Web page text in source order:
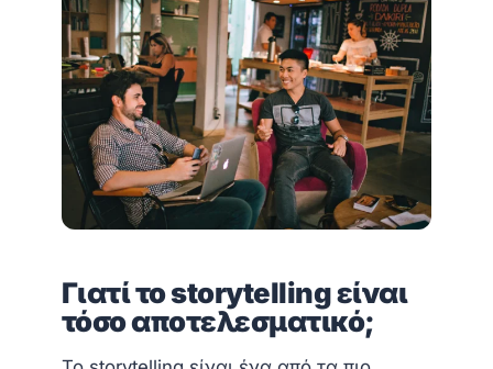
Γιατί το storytelling είναι
τόσο αποτελεσματικό;